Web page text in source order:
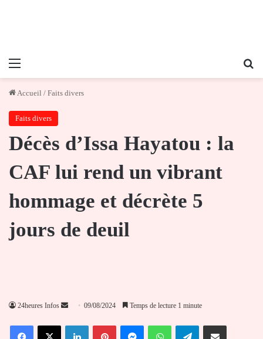
Menu
Accueil / Faits divers
Faits divers
Décès d’Issa Hayatou : la
CAF lui rend un vibrant
hommage et décrète 5
jours de deuil
24heures Infos
Envoyer
courriel
09/08/2024 Temps de lecture 1 minute
FacebookX LinkedinPinterestMessengerWhatsAppTelegramPartager par email